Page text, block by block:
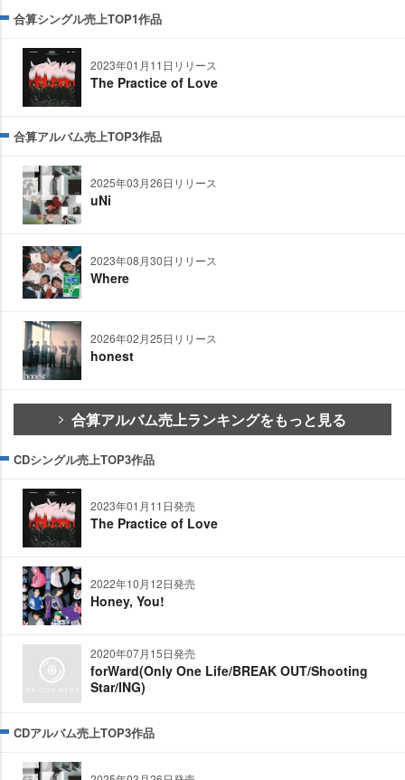
合算シングル売上TOP1作品
2023年01月11日リリース
The Practice of Love
合算アルバム売上TOP3作品
2025年03月26日リリース
uNi
2023年08月30日リリース
Where
2026年02月25日リリース
honest
合算アルバム売上ランキングをもっと見る
CDシングル売上TOP3作品
2023年01月11日発売
The Practice of Love
2022年10月12日発売
Honey, You!
2020年07月15日発売
forWard(Only One Life/BREAK OUT/Shooting
Star/ING)
CDアルバム売上TOP3作品